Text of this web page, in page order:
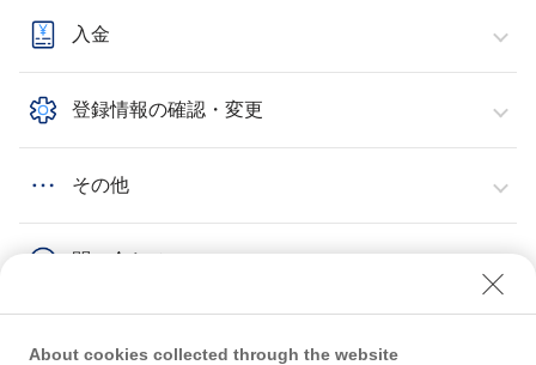
入金
登録情報の確認・変更
その他
問い合わせ
About cookies collected through the website